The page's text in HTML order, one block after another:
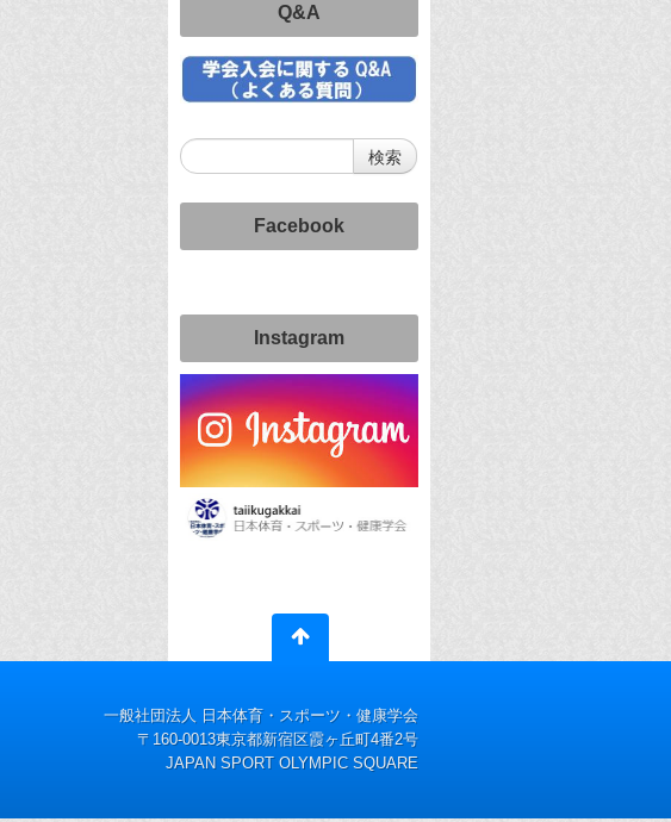
Q&A
Facebook
Instagram
一般社団法人 日本体育・スポーツ・健康学会
〒160-0013東京都新宿区霞ヶ丘町4番2号
JAPAN SPORT OLYMPIC SQUARE